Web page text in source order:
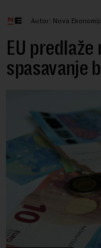
Autor: Nova
EU
spasavanje